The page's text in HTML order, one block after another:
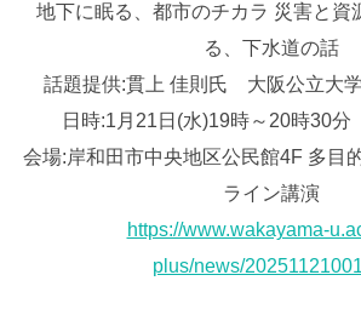
地下に眠る、都市のチカラ 災害と資
る、下水道の話
話題提供:貫上 佳則氏 大阪公立大
日時:1月21日(水)19時～20時30
会場:岸和田市中央地区公民館4F 多目
ライン講演
https://www.wakayama-
plus/news/